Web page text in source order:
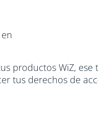
productos WiZ, ese
tus derechos de